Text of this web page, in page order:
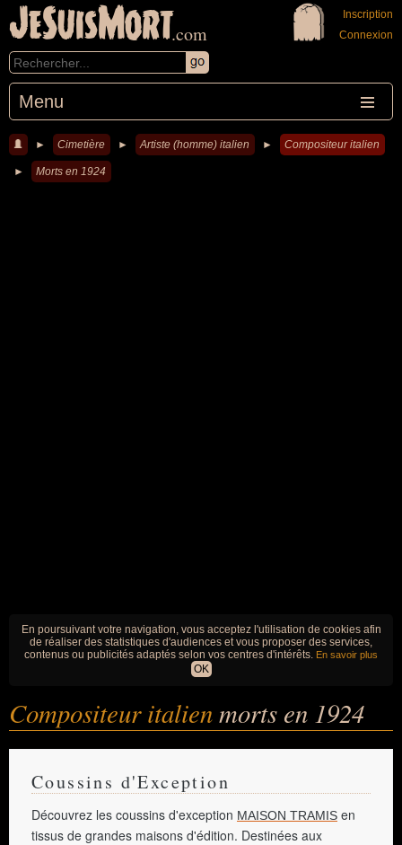
JeSuisMort.com
Menu
Inscription
Connexion
► Cimetière ► Artiste (homme) italien ► Compositeur italien
► Morts en 1924
En poursuivant votre navigation, vous acceptez l'utilisation de cookies afin
de réaliser des statistiques d'audiences et vous proposer des services,
contenus ou publicités adaptés selon vos centres d'intérêts. En savoir plus
OK
Compositeur italienmorts en 1924
Coussins d'Exception
Découvrez les coussins d'exception MAISON TRAMIS en
tissus de grandes maisons d'édition. Destinées aux